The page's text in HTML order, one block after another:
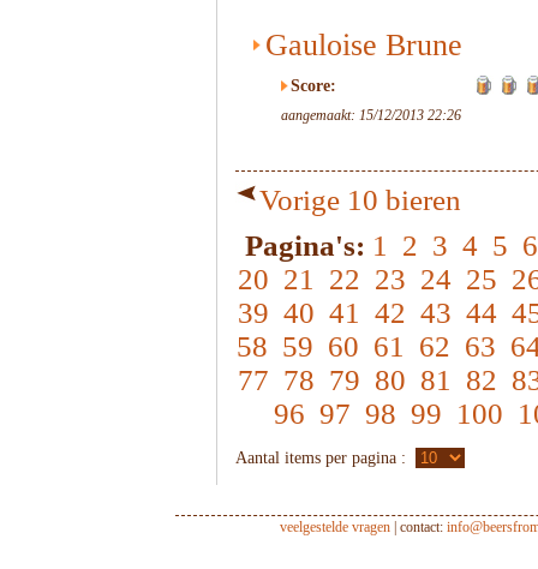
Gauloise Brune
Score:
aangemaakt: 15/12/2013 22:26
Vorige 10 bieren
Pagina's: 1 2 3 4 5 6
20 21 22 23 24 25
39 40 41 42 43 44
58 59 60 61 62 63
77 78 79 80 81 82
96 97 98 99 100
Aantal items per pagina :
veelgestelde vragen | contact: